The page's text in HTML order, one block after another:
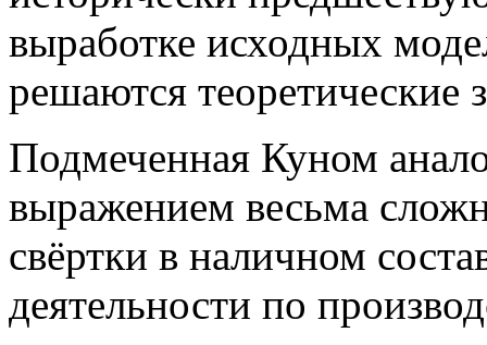
выработке исходных
решаются теоретические
Подмеченная Куном
выражением весьма
свёртки в наличном
деятельности по